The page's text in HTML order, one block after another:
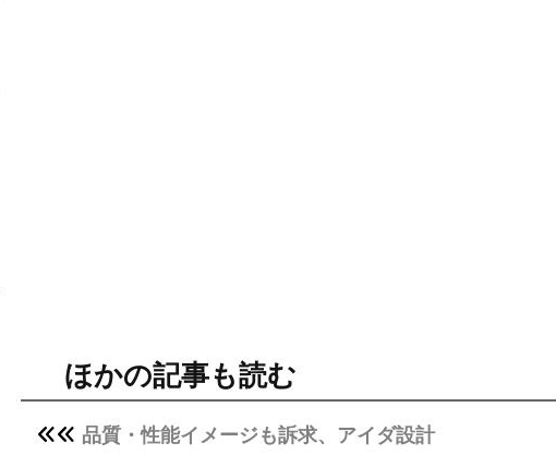
ほかの記事も読む
品質・性能イメージも訴求、アイダ設計